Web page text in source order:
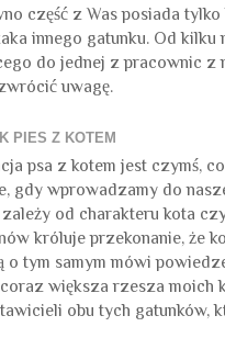
część z Was posiada
innego gatunku. Od kilku
do jednej z pracownic z
uwagę.
PIES Z KOTEM
psa z kotem jest czymś,
gdy wprowadzamy do
od charakteru kota
króluje przekonanie, że
o tym samym mówi
większa rzesza moich
obu tych gatunków,